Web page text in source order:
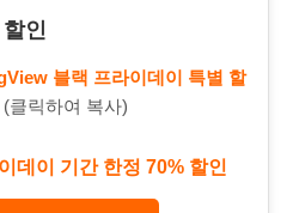
할인
블랙 프라이데이 특별 할
(클릭하여 복사)
데이 기간 한정 70% 할인